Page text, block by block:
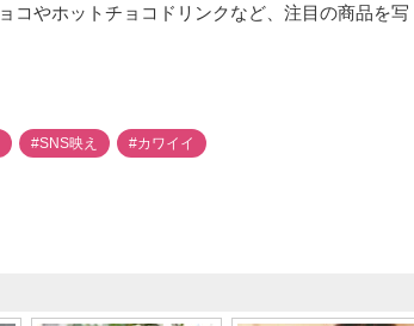
コやホットチョコドリンクなど、注目の商品を写
#SNS映え #カワイイ